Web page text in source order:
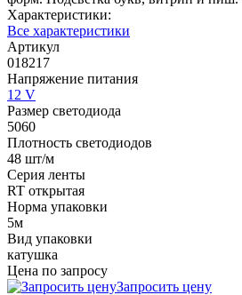
Характеристики:
Все характеристики
Артикул
018217
Напряжение питания
12 V
Размер светодиода
5060
Плотность светодиодов
48 шт/м
Серия ленты
RT открытая
Норма упаковки
5м
Вид упаковки
катушка
Цена по запросу
Запросить цену